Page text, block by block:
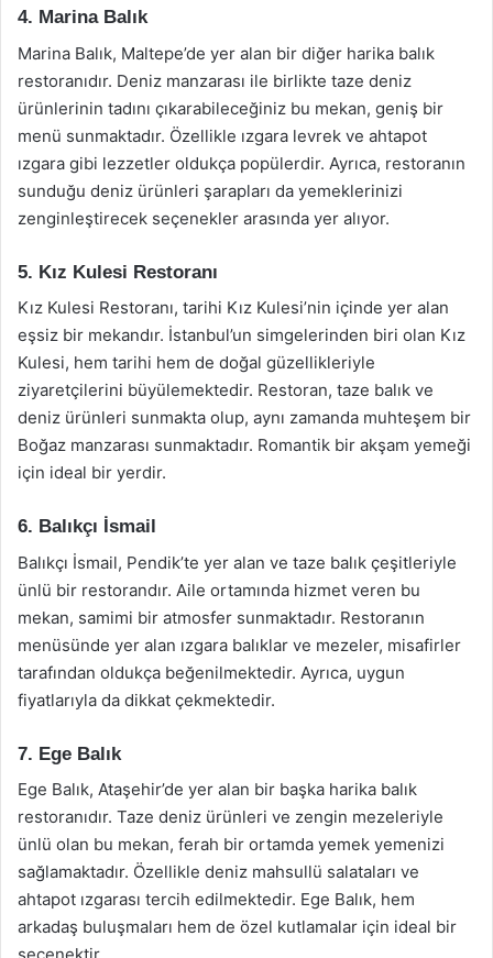
4. Marina Balık
Marina Balık, Maltepe’de yer alan bir diğer harika balık
restoranıdır. Deniz manzarası ile birlikte taze deniz
ürünlerinin tadını çıkarabileceğiniz bu mekan, geniş bir
menü sunmaktadır. Özellikle ızgara levrek ve ahtapot
ızgara gibi lezzetler oldukça popülerdir. Ayrıca, restoranın
sunduğu deniz ürünleri şarapları da yemeklerinizi
zenginleştirecek seçenekler arasında yer alıyor.
5. Kız Kulesi Restoranı
Kız Kulesi Restoranı, tarihi Kız Kulesi’nin içinde yer alan
eşsiz bir mekandır. İstanbul’un simgelerinden biri olan Kız
Kulesi, hem tarihi hem de doğal güzellikleriyle
ziyaretçilerini büyülemektedir. Restoran, taze balık ve
deniz ürünleri sunmakta olup, aynı zamanda muhteşem bir
Boğaz manzarası sunmaktadır. Romantik bir akşam yemeği
için ideal bir yerdir.
6. Balıkçı İsmail
Balıkçı İsmail, Pendik’te yer alan ve taze balık çeşitleriyle
ünlü bir restorandır. Aile ortamında hizmet veren bu
mekan, samimi bir atmosfer sunmaktadır. Restoranın
menüsünde yer alan ızgara balıklar ve mezeler, misafirler
tarafından oldukça beğenilmektedir. Ayrıca, uygun
fiyatlarıyla da dikkat çekmektedir.
7. Ege Balık
Ege Balık, Ataşehir’de yer alan bir başka harika balık
restoranıdır. Taze deniz ürünleri ve zengin mezeleriyle
ünlü olan bu mekan, ferah bir ortamda yemek yemenizi
sağlamaktadır. Özellikle deniz mahsullü salataları ve
ahtapot ızgarası tercih edilmektedir. Ege Balık, hem
arkadaş buluşmaları hem de özel kutlamalar için ideal bir